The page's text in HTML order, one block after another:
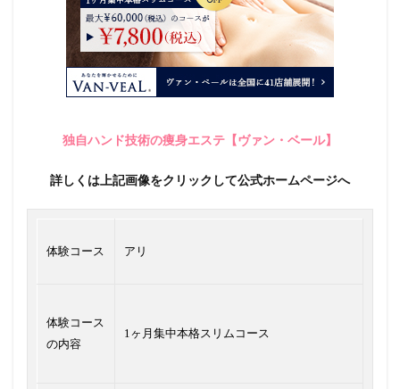
独自ハンド技術の痩身エステ【ヴァン・ベール】
詳しくは上記画像をクリックして公式ホームページへ
体験コース アリ
体験コース
の内容
1ヶ月集中本格スリムコース